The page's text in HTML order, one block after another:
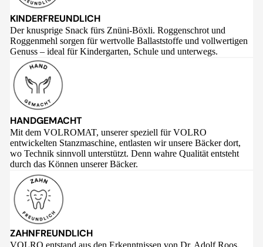
KINDERFREUNDLICH
Der knusprige Snack fürs Znüni-Böxli. Roggenschrot und
Roggenmehl sorgen für wertvolle Ballaststoffe und vollwertigen
Genuss – ideal für Kindergarten, Schule und unterwegs.
HANDGEMACHT
Mit dem VOLROMAT, unserer speziell für VOLRO
entwickelten Stanzmaschine, entlasten wir unsere Bäcker dort,
wo Technik sinnvoll unterstützt. Denn wahre Qualität entsteht
durch das Können unserer Bäcker.
ZAHNFREUNDLICH
VOLRO entstand aus den Erkenntnissen von Dr. Adolf Roos,